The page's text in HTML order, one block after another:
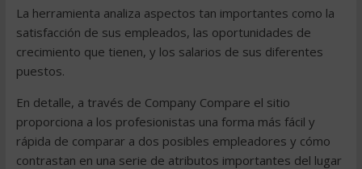
La herramienta analiza aspectos tan importantes como la
satisfacción de sus empleados, las oportunidades de
crecimiento que tienen, y los salarios de sus diferentes
puestos.
En detalle, a través de Company Compare el sitio
proporciona a los profesionistas una forma más fácil y
rápida de comparar a dos posibles empleadores y cómo
contrastan en una serie de atributos importantes del lugar